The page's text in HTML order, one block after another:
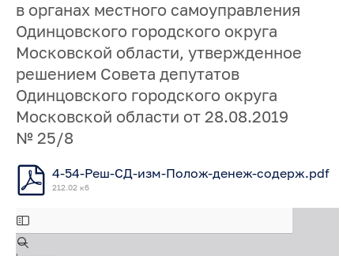
в органах местного самоуправления
Одинцовского городского округа
Московской области, утвержденное
решением Совета депутатов
Одинцовского городского округа
Московской области от 28.08.2019
№ 25/8
4-54-Реш-СД-изм-Полож-денеж-содерж.pdf
212.02 кб